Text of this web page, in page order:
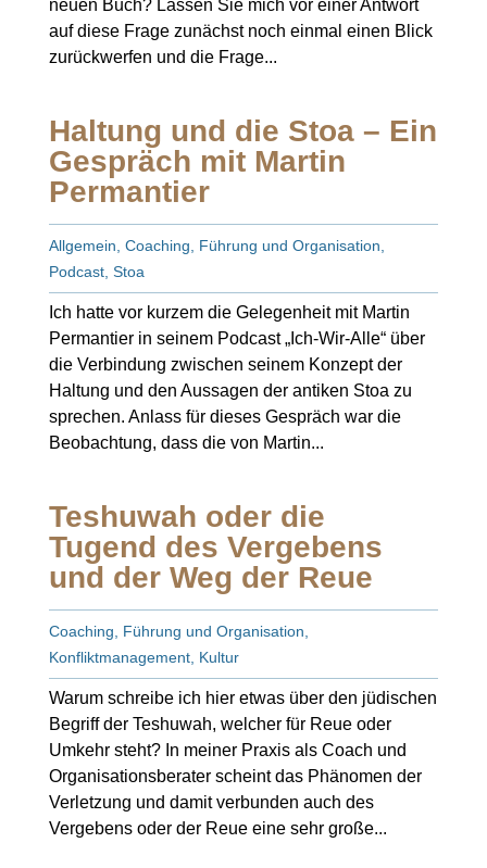
neuen Buch? Lassen Sie mich vor einer Antwort
auf diese Frage zunächst noch einmal einen Blick
zurückwerfen und die Frage...
Haltung und die Stoa – Ein
Gespräch mit Martin
Permantier
Allgemein Coaching Führung und Organisation
Podcast, Stoa
Ich hatte vor kurzem die Gelegenheit mit Martin
Permantier in seinem Podcast „Ich-Wir-Alle“ über
die Verbindung zwischen seinem Konzept der
Haltung und den Aussagen der antiken Stoa zu
sprechen. Anlass für dieses Gespräch war die
Beobachtung, dass die von Martin...
Teshuwah oder die
Tugend des Vergebens
und der Weg der Reue
Coaching Führung und Organisation
Konfliktmanagement, Kultur
Warum schreibe ich hier etwas über den jüdischen
Begriff der Teshuwah, welcher für Reue oder
Umkehr steht? In meiner Praxis als Coach und
Organisationsberater scheint das Phänomen der
Verletzung und damit verbunden auch des
Vergebens oder der Reue eine sehr große...